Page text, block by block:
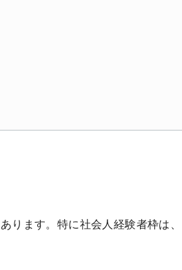
ます。特に社会人経験者枠は、